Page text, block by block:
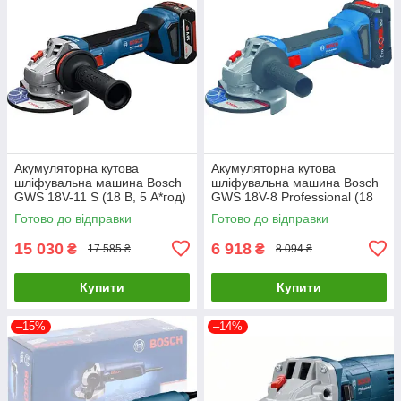
Акумуляторна кутова
шліфувальна машина Bosch
GWS 18V-11 S (18 В, 5 А*год)
(06019N4003)
Готово до відправки
15 030 ₴ 17 585 ₴
Купити
Акумуляторна кутова
шліфувальна машина Bosch
GWS 18V-8 Professional (18
В, без АКБ) (06019N9000)
Готово до відправки
6 918 ₴ 8 094 ₴
Купити
–15% –14%